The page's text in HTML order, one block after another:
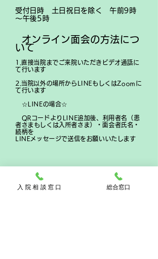
受付日時 土日祝日を除く 午前9時
～午後5時
オンライン面会の方法につ
いて
1.直接当院までご来院いただきビデオ通話に
て行います
2.当院以外の場所からLINEもしくはZoomに
て行います
☆LINEの場合☆
QRコードよりLINE追加後、利用者名（患
者さまもしくは入所者さま）・面会者氏名・
続柄を
LINEメッセージで送信をお願いいたします
LINEアカウント名
武蔵野療園病院
入 院 相 談 窓 口 総合窓口